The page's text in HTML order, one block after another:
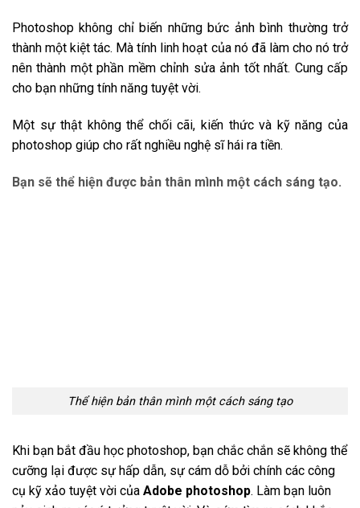
Photoshop không chỉ biến những bức ảnh bình thường trở
thành một kiệt tác. Mà tính linh hoạt của nó đã làm cho nó trở
nên thành một phần mềm chỉnh sửa ảnh tốt nhất. Cung cấp
cho bạn những tính năng tuyệt vời.
Một sự thật không thể chối cãi, kiến thức và kỹ năng của
photoshop giúp cho rất nghiều nghệ sĩ hái ra tiền.
Bạn sẽ thể hiện được bản thân mình một cách sáng tạo.
Thể hiện bản thân mình một cách sáng tạo
Khi bạn bắt đầu học photoshop, bạn chắc chắn sẽ không thể
cưỡng lại được sự hấp dẫn, sự cám dỗ bởi chính các công
cụ kỹ xảo tuyệt vời của Adobe photoshop. Làm bạn luôn